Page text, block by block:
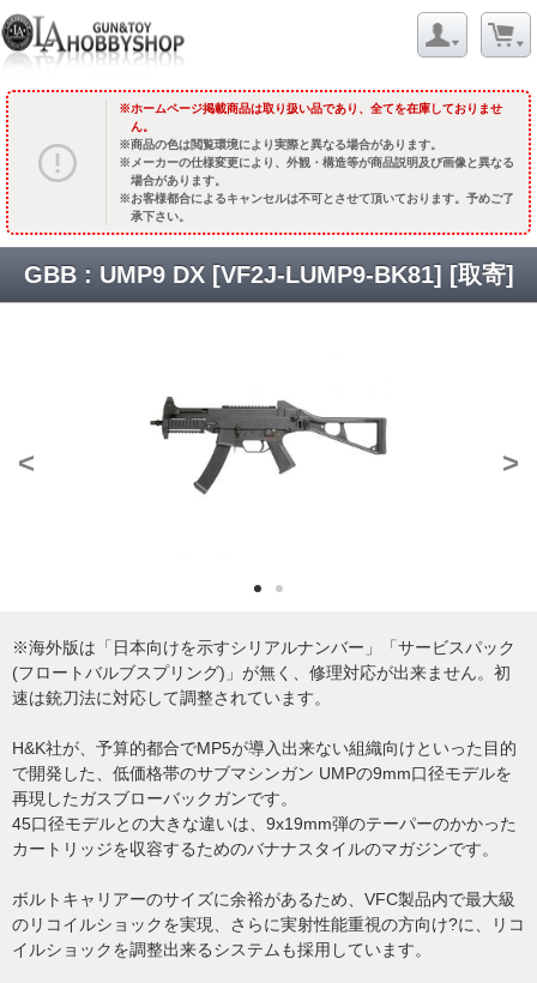
ホームページ掲載商品は取り扱い品であり、全てを在庫しておりませ
ん。
商品の色は閲覧環境により実際と異なる場合があります。
メーカーの仕様変更により、外観・構造等が商品説明及び画像と異なる
場合があります。
お客様都合によるキャンセルは不可とさせて頂いております。予めご了
承下さい。
GBB : UMP9 DX [VF2J-LUMP9-BK81] [取寄]
< >
※海外版は「日本向けを示すシリアルナンバー」「サービスパック
(フロートバルブスプリング)」が無く、修理対応が出来ません。初
速は銃刀法に対応して調整されています。
H&K社が、予算的都合でMP5が導入出来ない組織向けといった目的
で開発した、低価格帯のサブマシンガン UMPの9mm口径モデルを
再現したガスブローバックガンです。
45口径モデルとの大きな違いは、9x19mm弾のテーパーのかかった
カートリッジを収容するためのバナナスタイルのマガジンです。
ボルトキャリアーのサイズに余裕があるため、VFC製品内で最大級
のリコイルショックを実現、さらに実射性能重視の方向け?に、リコ
イルショックを調整出来るシステムも採用しています。